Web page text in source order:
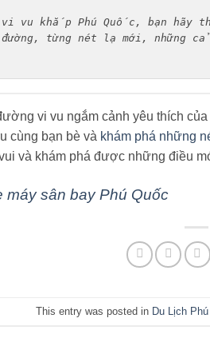
vu khắp Phú Quốc, bạn hãy
đường, từng nét lạ mới, những
vi vu ngắm cảnh yêu thích
cùng bạn bè và khám phá những
và khám phá được những điều
máy sân bay Phú Quốc
This entry was posted in Du Lịch